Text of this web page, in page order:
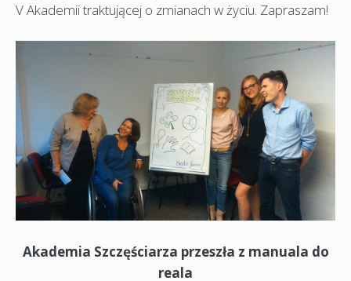
V Akademii traktującej o zmianach w życiu. Zapraszam!
Akademia Szczęściarza przeszła z manuala do
reala